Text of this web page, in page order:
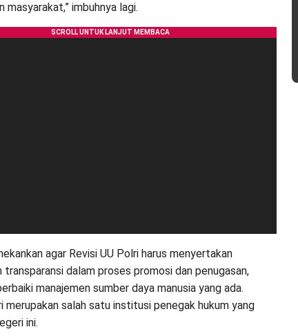
masyarakat,” imbuhnya lagi.
agar Revisi UU Polri harus menyertakan
transparansi dalam proses promosi dan penugasan,
manajemen sumber daya manusia yang ada.
merupakan salah satu institusi penegak hukum yang
ini.